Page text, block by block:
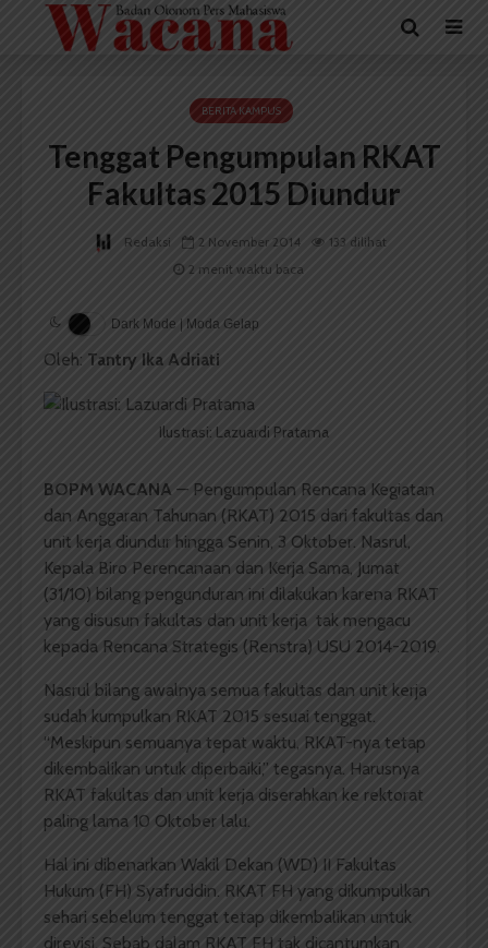
BERITA KAMPUS
Tenggat Pengumpulan RKAT
Fakultas 2015 Diundur
Redaksi 2 November 2014
133 dilihat
2 menit waktu baca
Dark Mode | Moda Gelap
Oleh: Tantry Ika Adriati
Ilustrasi: Lazuardi Pratama
BOPM WACANA — Pengumpulan Rencana Kegiatan
dan Anggaran Tahunan (RKAT) 2015 dari fakultas dan
unit kerja diundur hingga Senin, 3 Oktober. Nasrul,
Kepala Biro Perencanaan dan Kerja Sama, Jumat
(31/10) bilang pengunduran ini dilakukan karena RKAT
yang disusun fakultas dan unit kerja tak mengacu
kepada Rencana Strategis (Renstra) USU 2014-2019.
Nasrul bilang awalnya semua fakultas dan unit kerja
sudah kumpulkan RKAT 2015 sesuai tenggat.
“Meskipun semuanya tepat waktu, RKAT-nya tetap
dikembalikan untuk diperbaiki,” tegasnya. Harusnya
RKAT fakultas dan unit kerja diserahkan ke rektorat
paling lama 10 Oktober lalu.
Hal ini dibenarkan Wakil Dekan (WD) II Fakultas
Hukum (FH) Syafruddin. RKAT FH yang dikumpulkan
sehari sebelum tenggat tetap dikembalikan untuk
direvisi. Sebab dalam RKAT FH tak dicantumkan